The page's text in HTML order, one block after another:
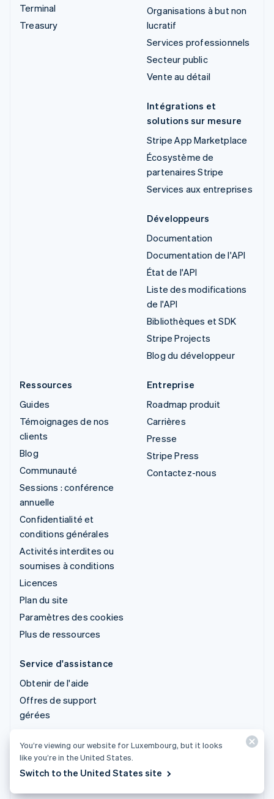
Terminal
Treasury
Organisations à but non
lucratif
Services professionnels
Secteur public
Vente au détail
Intégrations et
solutions sur mesure
Stripe App Marketplace
Écosystème de
partenaires Stripe
Services aux entreprises
Développeurs
Documentation
Documentation de l'API
État de l'API
Liste des modifications
de l'API
Bibliothèques et SDK
Stripe Projects
Blog du développeur
Ressources
Guides
Témoignages de nos
clients
Blog
Communauté
Sessions : conférence
annuelle
Confidentialité et
conditions générales
Activités interdites ou
soumises à conditions
Licences
Plan du site
Paramètres des cookies
Plus de ressources
Entreprise
Roadmap produit
Carrières
Presse
Stripe Press
Contactez-nous
Service d'assistance
Obtenir de l'aide
Offres de support
gérées
© 2026 Stripe, LLC
You’re viewing our website for Luxembourg, but it looks
like you’re in the United States.
Switch to the United States site